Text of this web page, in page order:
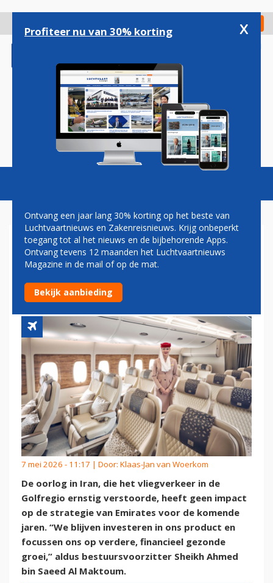
gaan
Check in
Magazine Podcasts Vacatures
EMIRATES WIJKT NIET AF VAN
KOERS DOOR CRISIS IN
GOLFREGIO
7 mei 2026 - 11:17 | Door: Klaas-Jan van Woerkom
De oorlog in Iran, die het vliegverkeer in de
Golfregio ernstig verstoorde, heeft geen impact
op de strategie van Emirates voor de komende
jaren. “We blijven investeren in ons product en
focussen ons op verdere, financieel gezonde
groei,” aldus bestuursvoorzitter Sheikh Ahmed
bin Saeed Al Maktoum.
Profiteer nu van 30% korting x
Ontvang een jaar lang 30% korting op het beste van
Luchtvaartnieuws en Zakenreisnieuws. Krijg onbeperkt
toegang tot al het nieuws en de bijbehorende Apps.
Ontvang tevens 12 maanden het Luchtvaartnieuws
Magazine in de mail of op de mat.
Bekijk aanbieding